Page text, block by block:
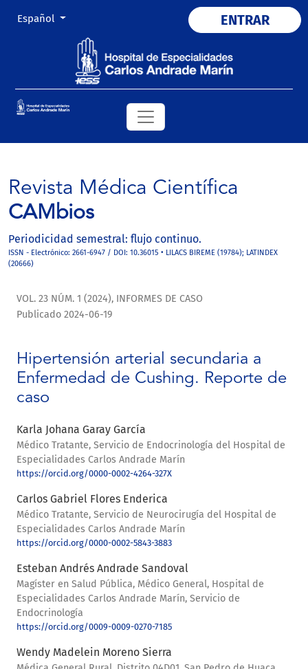
Cambiar el idioma. El actual es:
Español ENTRAR
Revista Médica Científica
CAMbios
Periodicidad semestral: flujo continuo.
ISSN - Electrónico: 2661-6947 / DOI: 10.36015 • LILACS BIREME (19784); LATINDEX
(20666)
VOL. 23 NÚM. 1 (2024), INFORMES DE CASO
Hipertensión arterial secundaria a
Enfermedad de Cushing. Reporte de
caso
Publicado 2024-06-19
Karla Johana Garay García
Médico Tratante, Servicio de Endocrinología del Hospital de
Especialidades Carlos Andrade Marín
https://orcid.org/0000-0002-4264-327X
Carlos Gabriel Flores Enderica
Médico Tratante, Servicio de Neurocirugía del Hospital de
Especialidades Carlos Andrade Marín
https://orcid.org/0000-0002-5843-3883
Esteban Andrés Andrade Sandoval
Magíster en Salud Pública, Médico General, Hospital de
Especialidades Carlos Andrade Marín, Servicio de
Endocrinología
https://orcid.org/0009-0009-0270-7185
Wendy Madelein Moreno Sierra